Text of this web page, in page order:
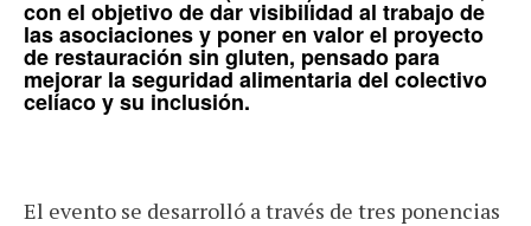
con el objetivo de dar visibilidad al trabajo de
las asociaciones y poner en valor el proyecto
de restauración sin gluten, pensado para
mejorar la seguridad alimentaria del colectivo
celíaco y su inclusión.
El evento se desarrolló a través de tres ponencias